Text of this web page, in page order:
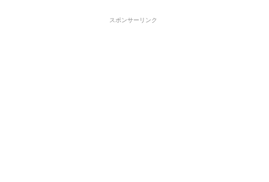
スポンサーリンク